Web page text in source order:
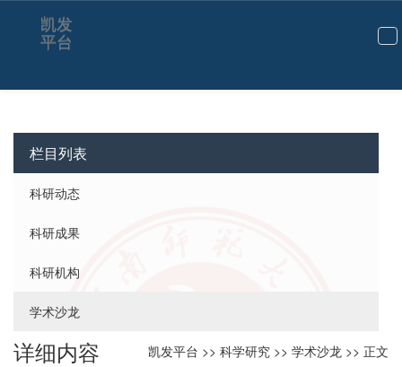
切
航
凯发
平台
栏目列表
科研动态
科研成果
科研机构
学术沙龙
凯发平台 >> 科学研究 >> 学术沙龙 >> 正文
详细内容